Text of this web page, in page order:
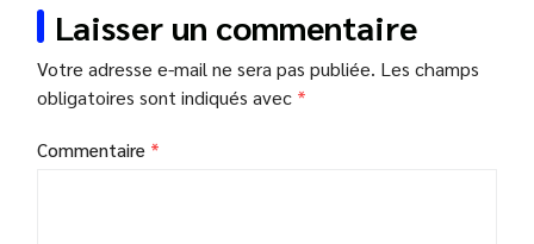
Laisser un commentaire
Votre adresse e-mail ne sera pas publiée. Les champs
obligatoires sont indiqués avec *
Commentaire *